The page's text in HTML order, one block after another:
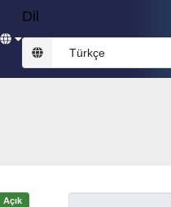
Dil
Türkçe
Açık